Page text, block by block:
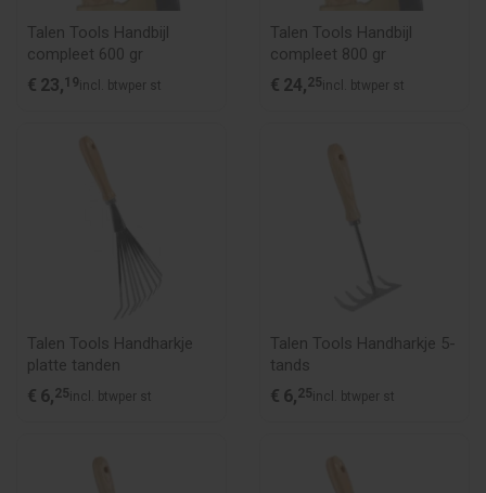
Talen Tools Handbijl
compleet 600 gr
€ 23,19incl. btwper st
Talen Tools Handbijl
compleet 800 gr
€ 24,25incl. btwper st
Talen Tools Handharkje
platte tanden
€ 6,25incl. btwper st
Talen Tools Handharkje 5-
tands
€ 6,25incl. btwper st